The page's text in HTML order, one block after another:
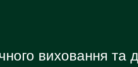
виховання та